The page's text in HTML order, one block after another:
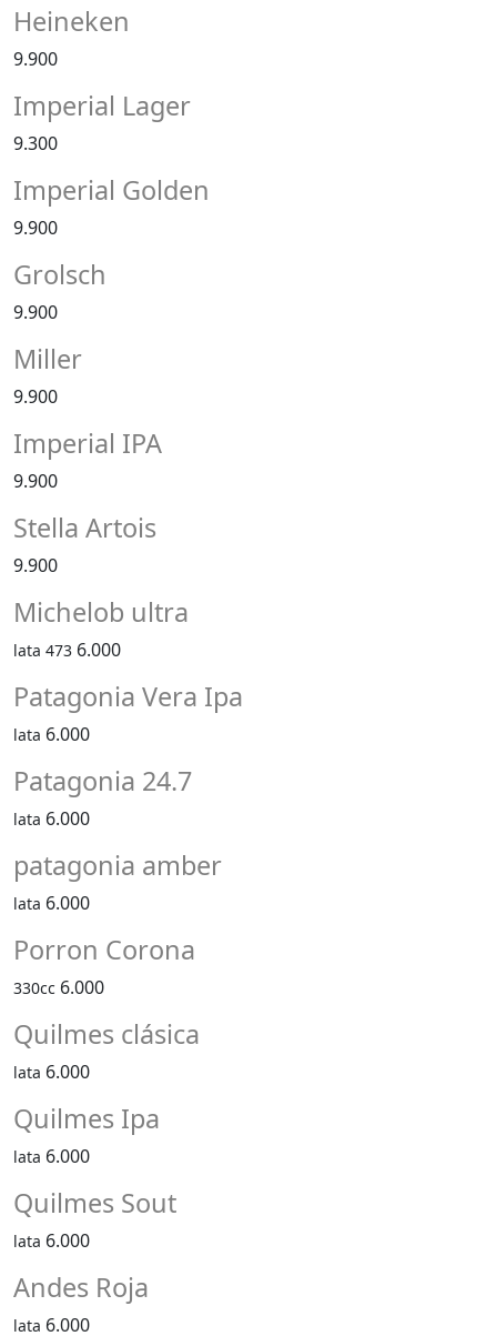
Heineken
9.900
Imperial Lager
9.300
Imperial Golden
9.900
Grolsch
9.900
Miller
9.900
Imperial IPA
9.900
Stella Artois
9.900
Michelob ultra
lata 473 6.000
Patagonia Vera Ipa
lata 6.000
Patagonia 24.7
lata 6.000
patagonia amber
lata 6.000
Porron Corona
330cc 6.000
Quilmes clásica
lata 6.000
Quilmes Ipa
lata 6.000
Quilmes Sout
lata 6.000
Andes Roja
lata 6.000